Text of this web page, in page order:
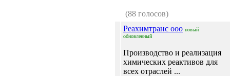
(88 голосов)
Реахимтранс ооо новый
обновленный
Производство и реализация
химических реактивов для
всех отраслей ...